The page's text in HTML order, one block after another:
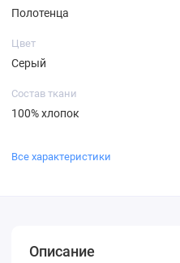
Полотенца
Цвет
Серый
Состав ткани
100% хлопок
Все характеристики
Описание